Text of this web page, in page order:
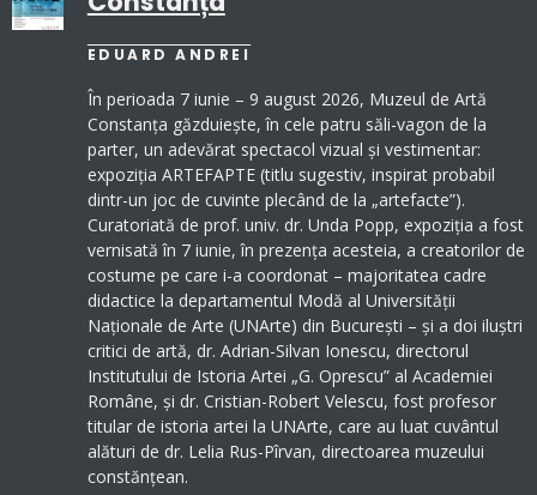
EDUARD ANDREI
În perioada 7 iunie – 9 august 2026, Muzeul de Artă
Constanța găzduiește, în cele patru săli-vagon de la
parter, un adevărat spectacol vizual și vestimentar:
expoziția ARTEFAPTE (titlu sugestiv, inspirat probabil
dintr-un joc de cuvinte plecând de la „artefacte”).
Curatoriată de prof. univ. dr. Unda Popp, expoziția a fost
vernisată în 7 iunie, în prezența acesteia, a creatorilor de
costume pe care i-a coordonat – majoritatea cadre
didactice la departamentul Modă al Universității
Naționale de Arte (UNArte) din București – și a doi iluștri
critici de artă, dr. Adrian-Silvan Ionescu, directorul
Institutului de Istoria Artei „G. Oprescu” al Academiei
Române, și dr. Cristian-Robert Velescu, fost profesor
titular de istoria artei la UNArte, care au luat cuvântul
alături de dr. Lelia Rus-Pîrvan, directoarea muzeului
constănțean.